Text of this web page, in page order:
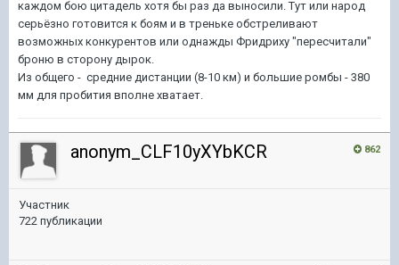
каждом бою цитадель хотя бы раз да выносили. Тут или народ
серьёзно готовится к боям и в треньке обстреливают
возможных конкурентов или однажды Фридриху "пересчитали"
броню в сторону дырок.
Из общего - средние дистанции (8-10 км) и большие ромбы - 380
мм для пробития вполне хватает.
862
anonym_CLF10yXYbKCR
Участник
722 публикации